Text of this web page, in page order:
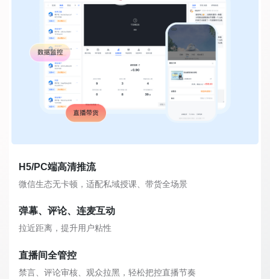
H5/PC端高清推流
微信生态无卡顿，适配私域授课、带货全场景
弹幕、评论、连麦互动
拉近距离，提升用户粘性
直播间全管控
禁言、评论审核、观众拉黑，轻松把控直播节奏